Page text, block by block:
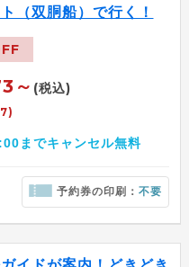
（双胴船）で行く！
～ (税込)
までキャンセル無料
予約券の印刷：不要